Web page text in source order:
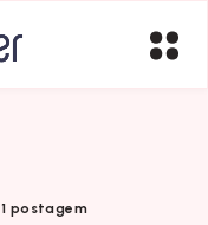
1 postagem